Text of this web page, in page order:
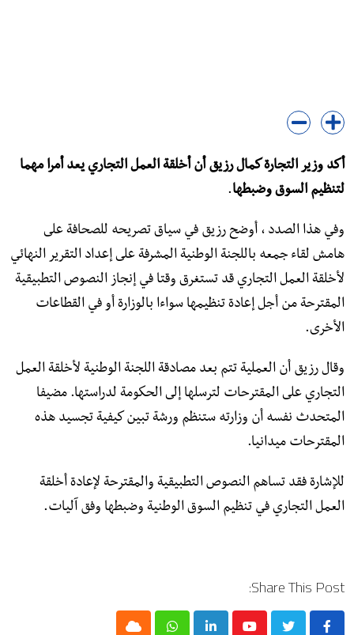
أكد وزير التجارة كمال رزيق أن أخلقة العمل التجاري يعد أمرا مهما
لتنظيم السوق وضبطها.
وفي هذا الصدد ، أوضح رزيق في سياق تصريحه للصحافة على
هامش لقاء جمعه باللجنة الوطنية المشرفة على إعداد التقرير النهائي
لأخلقة العمل التجاري قد تستغرق وقتا في إنجاز النصوص التطبيقية
المقترحة من أجل إعادة تنظيمها سواءا بالوزارة أو في القطاعات
الأخرى.
وقال رزيق أن العملية تتم بعد مصادقة اللجنة الوطنية لأخلقة العمل
التجاري على المقترحات لترسلها إلى الحكومة لدراستها. مضيفا
المتحدث نفسه أن وزارته ستنظم ورشة تبين كيفية تجسيد هذه
المقترحات ميدانيا.
للإشارة فقد تساهم النصوص التطبيقية والمقترحة لإعادة أخلقة
العمل التجاري في تنظيم السوق الوطنية وضبطها وفق آليات.
Share This Post: